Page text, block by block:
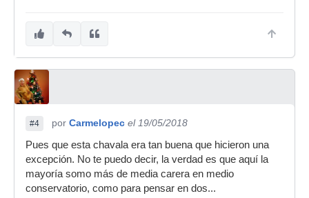
#4 por Carmelopec el 19/05/2018
Pues que esta chavala era tan buena que hicieron una
excepción. No te puedo decir, la verdad es que aquí la
mayoría somo más de media carera en medio
conservatorio, como para pensar en dos...